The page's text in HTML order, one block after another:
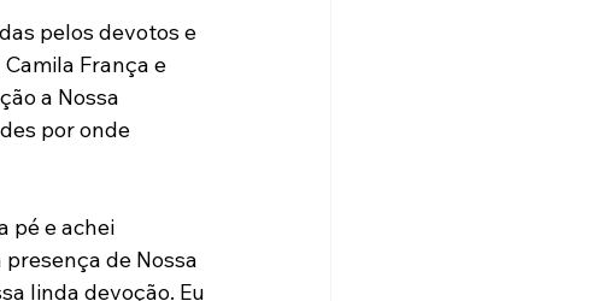
pelos devotos e
França e
a Nossa
por onde
pé e achei
de Nossa
linda devoção. Eu